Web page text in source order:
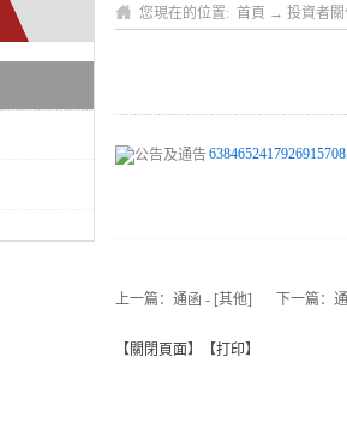
您現在的位置: 首頁 → 投資者
上一篇： 通函 - [其他] 下一篇：
【 關閉頁面】【打印】